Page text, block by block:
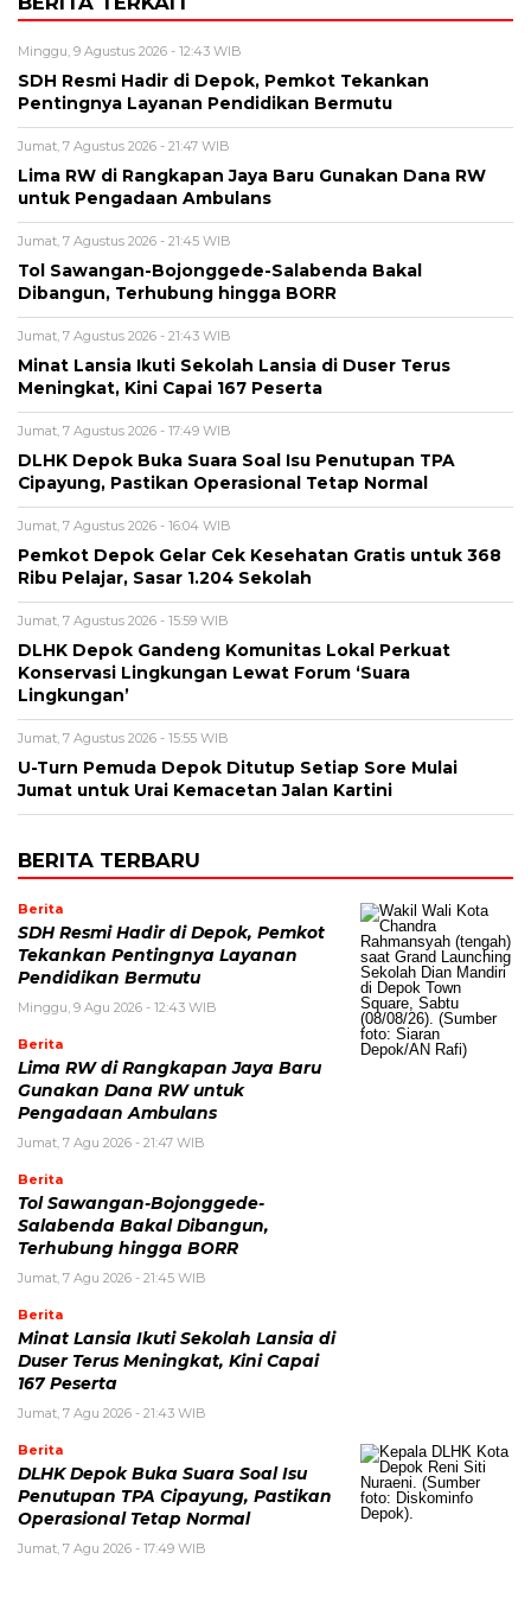
Minggu, 9 Agustus 2026 - 12:43 WIB
SDH Resmi Hadir di Depok, Pemkot Tekankan
Pentingnya Layanan Pendidikan Bermutu
Jumat, 7 Agustus 2026 - 21:47 WIB
Lima RW di Rangkapan Jaya Baru Gunakan Dana RW
untuk Pengadaan Ambulans
Jumat, 7 Agustus 2026 - 21:45 WIB
Tol Sawangan-Bojonggede-Salabenda Bakal
Dibangun, Terhubung hingga BORR
Jumat, 7 Agustus 2026 - 21:43 WIB
Minat Lansia Ikuti Sekolah Lansia di Duser Terus
Meningkat, Kini Capai 167 Peserta
Jumat, 7 Agustus 2026 - 17:49 WIB
DLHK Depok Buka Suara Soal Isu Penutupan TPA
Cipayung, Pastikan Operasional Tetap Normal
Jumat, 7 Agustus 2026 - 16:04 WIB
Pemkot Depok Gelar Cek Kesehatan Gratis untuk 368
Ribu Pelajar, Sasar 1.204 Sekolah
Jumat, 7 Agustus 2026 - 15:59 WIB
DLHK Depok Gandeng Komunitas Lokal Perkuat
Konservasi Lingkungan Lewat Forum ‘Suara
Lingkungan’
Jumat, 7 Agustus 2026 - 15:55 WIB
U-Turn Pemuda Depok Ditutup Setiap Sore Mulai
Jumat untuk Urai Kemacetan Jalan Kartini
BERITA TERBARU
Berita
SDH Resmi Hadir di Depok, Pemkot
Tekankan Pentingnya Layanan
Pendidikan Bermutu
Minggu, 9 Agu 2026 - 12:43 WIB
Berita
Lima RW di Rangkapan Jaya Baru
Gunakan Dana RW untuk
Pengadaan Ambulans
Jumat, 7 Agu 2026 - 21:47 WIB
Berita
Tol Sawangan-Bojonggede-
Salabenda Bakal Dibangun,
Terhubung hingga BORR
Jumat, 7 Agu 2026 - 21:45 WIB
Berita
Minat Lansia Ikuti Sekolah Lansia di
Duser Terus Meningkat, Kini Capai
167 Peserta
Jumat, 7 Agu 2026 - 21:43 WIB
Berita
DLHK Depok Buka Suara Soal Isu
Penutupan TPA Cipayung, Pastikan
Operasional Tetap Normal
Jumat, 7 Agu 2026 - 17:49 WIB